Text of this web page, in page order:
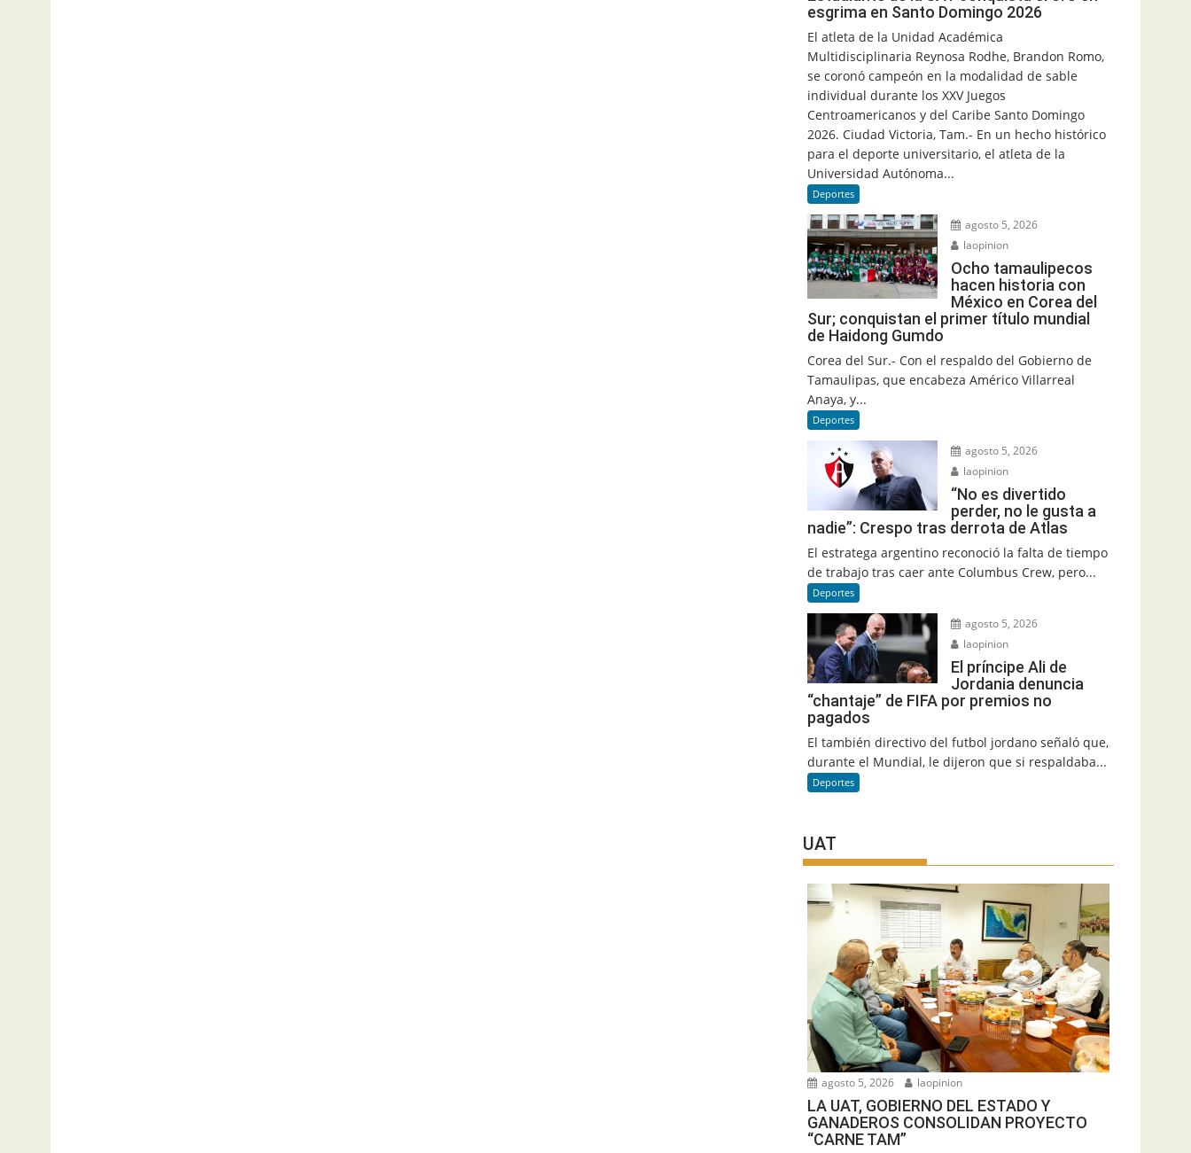
esgrima en Santo Domingo 2026
El atleta de la Unidad Académica
Multidisciplinaria Reynosa Rodhe, Brandon Romo,
se coronó campeón en la modalidad de sable
individual durante los XXV Juegos
Centroamericanos y del Caribe Santo Domingo
2026. Ciudad Victoria, Tam.- En un hecho histórico
para el deporte universitario, el atleta de la
Universidad Autónoma...
Deportes
agosto 5, 2026
laopinion
Ocho tamaulipecos
hacen historia con
México en Corea del
Sur; conquistan el primer título mundial
de Haidong Gumdo
Corea del Sur.- Con el respaldo del Gobierno de
Tamaulipas, que encabeza Américo Villarreal
Anaya, y...
Deportes
agosto 5, 2026
laopinion
“No es divertido
perder, no le gusta a
nadie”: Crespo tras derrota de Atlas
El estratega argentino reconoció la falta de tiempo
de trabajo tras caer ante Columbus Crew, pero...
Deportes
agosto 5, 2026
laopinion
El príncipe Ali de
Jordania denuncia
“chantaje” de FIFA por premios no
pagados
El también directivo del futbol jordano señaló que,
durante el Mundial, le dijeron que si respaldaba...
Deportes
UAT
agosto 5, 2026 laopinion
LA UAT, GOBIERNO DEL ESTADO Y
GANADEROS CONSOLIDAN PROYECTO
“CARNE TAM”